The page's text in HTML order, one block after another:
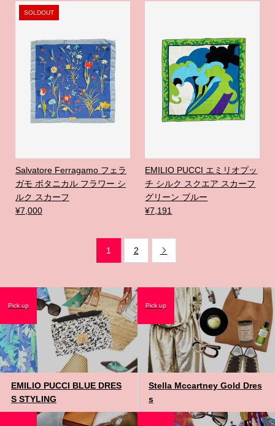
SOLDOUT
Salvatore Ferragamo フェラ
ガモ ボタニカル フラワー シ
ルク スカーフ
¥7,000
EMILIO PUCCI エミリオプッ
チ シルク スクエア スカーフ
グリーン ブルー
¥7,191
1 2 
EMILIO PUCCI BLUE DRES
S STYLING
Pick up
Stella Mccartney Gold Dres
s
Pick up